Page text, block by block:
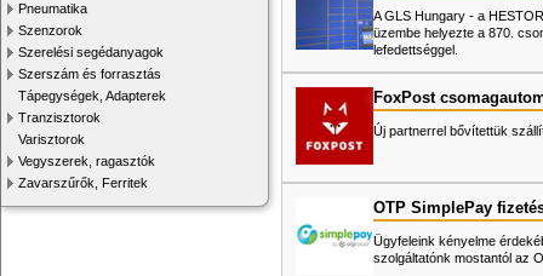
Pneumatika
Szenzorok
Szerelési segédanyagok
Szerszám és forrasztás
Tápegységek, Adapterek
Tranzisztorok
Varisztorok
Vegyszerek, ragasztók
Zavarszűrők, Ferritek
A GLS Hungary - a
üzembe helyezte a 870.
lefedettséggel.
FoxPost
Új partnerrel bővítettük
OTP SimplePay
Ügyfeleink kényelme
szolgáltatónk mostantól az